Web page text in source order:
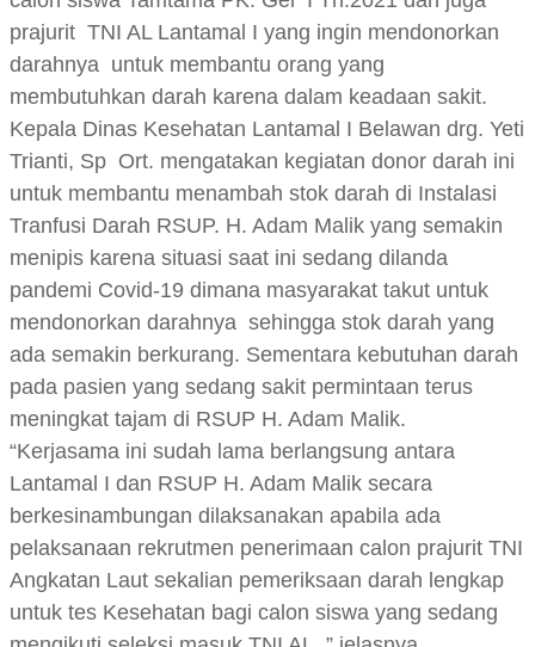
prajurit TNI AL Lantamal I yang ingin mendonorkan
darahnya untuk membantu orang yang
membutuhkan darah karena dalam keadaan sakit.
Kepala Dinas Kesehatan Lantamal I Belawan drg. Yeti
Trianti, Sp Ort. mengatakan kegiatan donor darah ini
untuk membantu menambah stok darah di Instalasi
Tranfusi Darah RSUP. H. Adam Malik yang semakin
menipis karena situasi saat ini sedang dilanda
pandemi Covid-19 dimana masyarakat takut untuk
mendonorkan darahnya sehingga stok darah yang
ada semakin berkurang. Sementara kebutuhan darah
pada pasien yang sedang sakit permintaan terus
meningkat tajam di RSUP H. Adam Malik.
“Kerjasama ini sudah lama berlangsung antara
Lantamal I dan RSUP H. Adam Malik secara
berkesinambungan dilaksanakan apabila ada
pelaksanaan rekrutmen penerimaan calon prajurit TNI
Angkatan Laut sekalian pemeriksaan darah lengkap
untuk tes Kesehatan bagi calon siswa yang sedang